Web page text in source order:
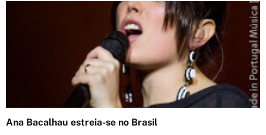
o
d
Ana Bacalhau estreia-se no Brasil